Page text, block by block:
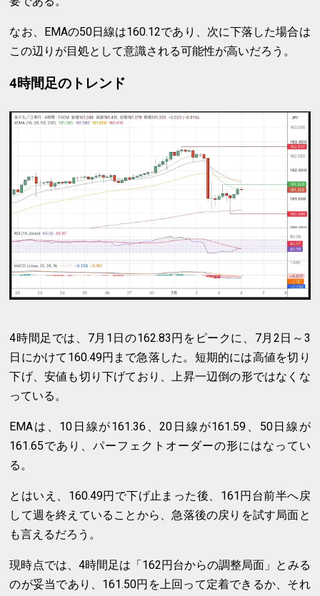
なお、EMAの50日線は160.12であり、次に下落した場合は
この辺りが目処として意識される可能性が高いだろう。
4時間足のトレンド
4時間足では、7月1日の162.83円をピークに、7月2日～3
日にかけて160.49円まで急落した。短期的には高値を切り
下げ、安値も切り下げており、上昇一辺倒の形ではなくな
っている。
EMAは、10日線が161.36、20日線が161.59、50日線が
161.65であり、パーフェクトオーダーの形にはなってい
る。
とはいえ、160.49円で下げ止まった後、161円台前半へ戻
して週を終えていることから、急落後の戻りを試す局面と
も言えるだろう。
現時点では、4時間足は「162円台からの調整局面」とみる
のが妥当であり、161.50円を上回って定着できるか、それ